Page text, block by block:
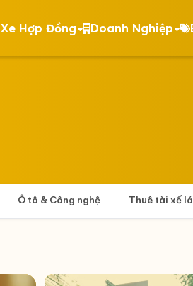
Xe Hợp Đồng Doanh Nghiệp
Ô tô & Công nghệ Thuê tài xế